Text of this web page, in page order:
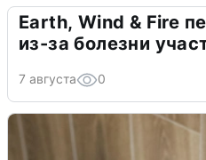
Earth, Wind & Fire
из-за болезни
7 августа 0